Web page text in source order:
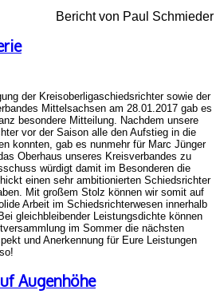
Bericht von Paul Schmieder
der Kreisoberligaschiedsrichter sowie der
Mittelsachsen am 28.01.2017 gab es
besondere Mitteilung. Nachdem unsere
vor der Saison alle den Aufstieg in die
konnten, gab es nunmehr für Marc Jünger
Oberhaus unseres Kreisverbandes zu
würdigt damit im Besonderen die
einen sehr ambitionierten Schiedsrichter
Mit großem Stolz können wir somit auf
Arbeit im Schiedsrichterwesen innerhalb
gleichbleibender Leistungsdichte können
im Sommer die nächsten
und Anerkennung für Eure Leistungen
Augenhöhe